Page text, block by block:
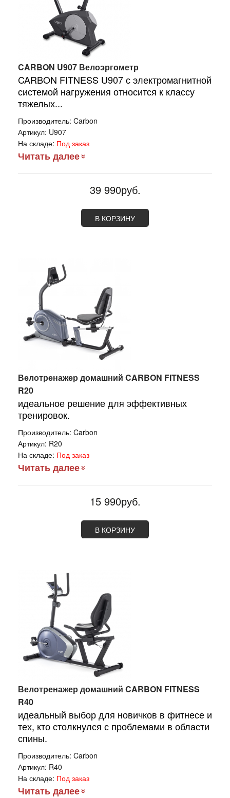
CARBON U907 Велоэргометр
CARBON FITNESS U907 с электромагнитной
системой нагружения относится к классу
тяжелых...
Производитель: Carbon
Артикул: U907
На складе: Под заказ
Читать далее
39 990руб.
В КОРЗИНУ
Велотренажер домашний CARBON FITNESS
R20
идеальное решение для эффективных
тренировок.
Производитель: Carbon
Артикул: R20
На складе: Под заказ
Читать далее
15 990руб.
В КОРЗИНУ
Велотренажер домашний CARBON FITNESS
R40
идеальный выбор для новичков в фитнесе и
тех, кто столкнулся с проблемами в области
спины.
Производитель: Carbon
Артикул: R40
На складе: Под заказ
Читать далее